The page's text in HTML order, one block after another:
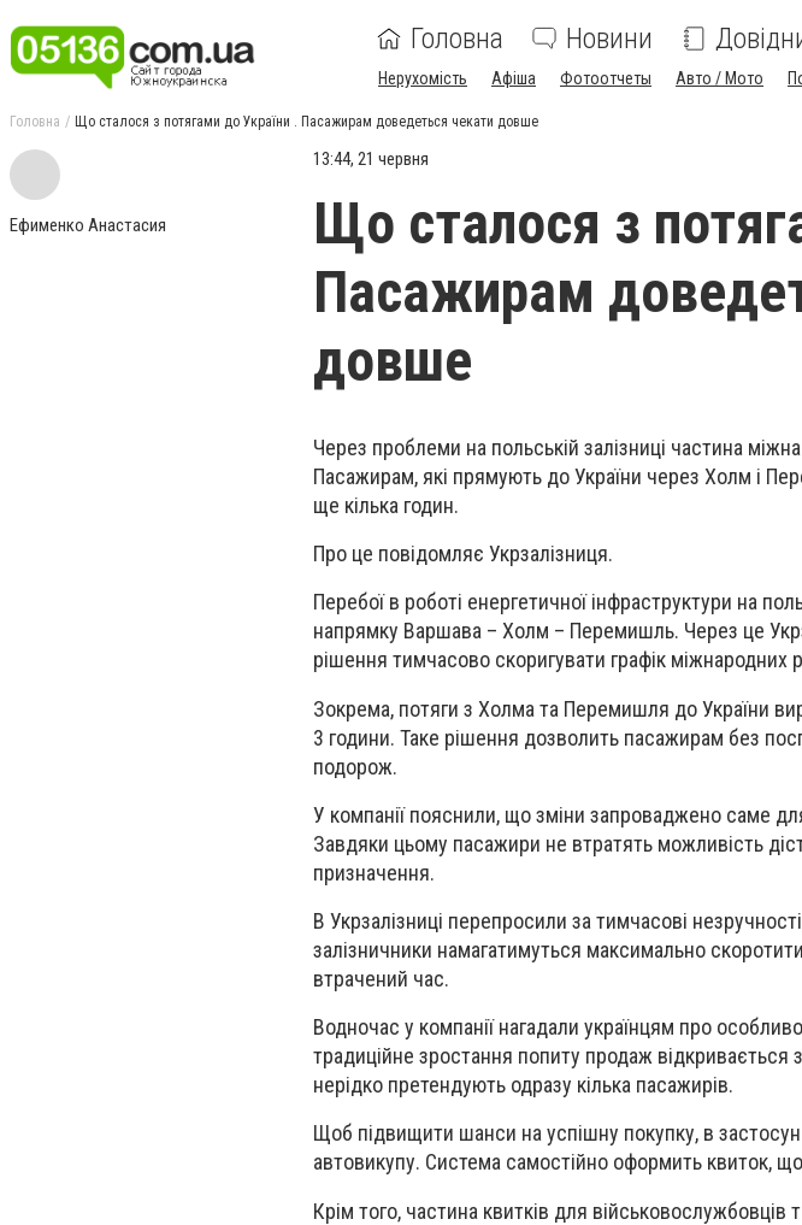
Головна Новини
Нерухомість Афіша Фотоотчеты Авто / Мото
Головна Що сталося з потягами до України . Пасажирам доведеться чекати довше
Ефименко Анастасия
13:44, 21 червня
Що сталося з
Пасажирам
довше
Через проблеми на польській залізниці частина
Пасажирам, які прямують до України через Холм і
ще кілька годин.
Про це повідомляє Укрзалізниця.
Перебої в роботі енергетичної інфраструктури на
напрямку Варшава – Холм – Перемишль. Через це
рішення тимчасово скоригувати графік міжнародних
Зокрема, потяги з Холма та Перемишля до України
3 години. Таке рішення дозволить пасажирам без
подорож.
У компанії пояснили, що зміни запроваджено саме
Завдяки цьому пасажири не втратять можливість
призначення.
В Укрзалізниці перепросили за тимчасові
залізничники намагатимуться максимально
втрачений час.
Водночас у компанії нагадали українцям про
традиційне зростання попиту продаж відкривається
нерідко претендують одразу кілька пасажирів.
Щоб підвищити шанси на успішну покупку, в
автовикупу. Система самостійно оформить квиток,
Крім того, частина квитків для військовослужбовців